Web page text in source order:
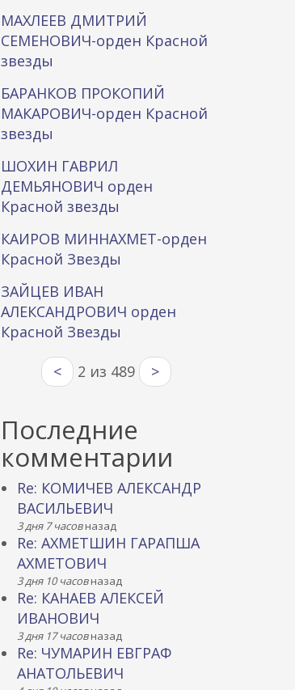
МАХЛЕЕВ ДМИТРИЙ
СЕМЕНОВИЧ-орден Красной
звезды
БАРАНКОВ ПРОКОПИЙ
МАКАРОВИЧ-орден Красной
звезды
ШОХИН ГАВРИЛ
ДЕМЬЯНОВИЧ орден
Красной звезды
КАИРОВ МИННАХМЕТ-орден
Красной Звезды
ЗАЙЦЕВ ИВАН
АЛЕКСАНДРОВИЧ орден
Красной Звезды
< 2 из 489 >
Последние
комментарии
Re: КОМИЧЕВ АЛЕКСАНДР
ВАСИЛЬЕВИЧ
3 дня 7 часовназад
Re: АХМЕТШИН ГАРАПША
АХМЕТОВИЧ
3 дня 10 часовназад
Re: КАНАЕВ АЛЕКСЕЙ
ИВАНОВИЧ
3 дня 17 часовназад
Re: ЧУМАРИН ЕВГРАФ
АНАТОЛЬЕВИЧ